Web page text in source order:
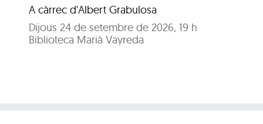
A càrrec d'Albert Grabulosa
Dijous 24 de setembre de 2026, 19 h
Biblioteca Marià Vayreda